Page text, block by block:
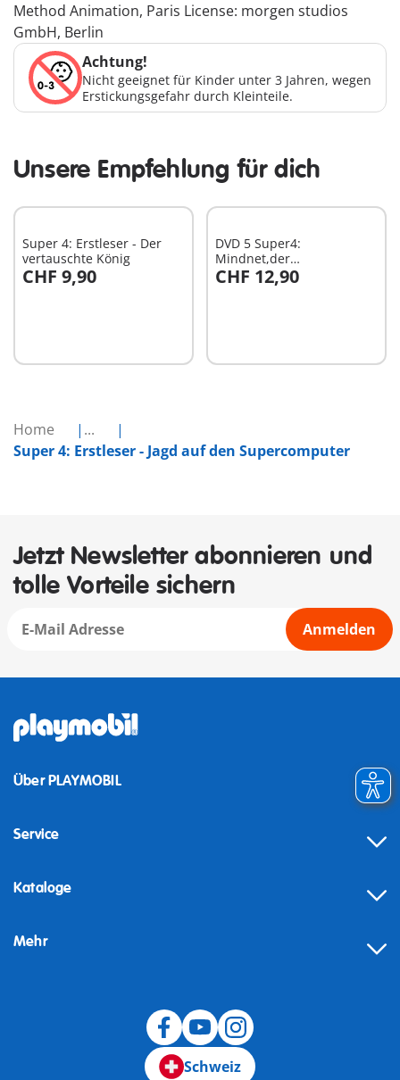
Home
...
Super 4: Erstleser - Jagd auf den Supercomputer
Method Animation, Paris License: morgen studios
GmbH, Berlin
Achtung!
Nicht geeignet für Kinder unter 3 Jahren, wegen
Erstickungsgefahr durch Kleinteile.
Unsere Empfehlung für dich
Super 4: Erstleser - Der
vertauschte König
CHF 9,90
In den Warenkorb
DVD 5 Super4:
Mindnet,der
Supercomputer
CHF 12,90
In den Warenkorb
Jetzt Newsletter abonnieren und
tolle Vorteile sichern
Anmelden
Über PLAYMOBIL
Service
Kataloge
Mehr
Schweiz